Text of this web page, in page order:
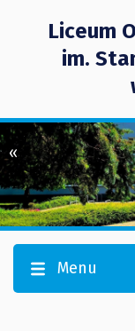
Liceum
im.
«
Menu